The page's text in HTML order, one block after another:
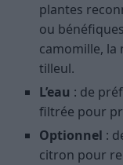
plantes
ou
camomille, la
tilleul.
L’eau : de
filtrée pour
Optionnel :
citron pour